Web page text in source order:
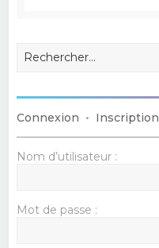
Connexion • Inscription
Nom d’utilisateur :
Mot de passe :